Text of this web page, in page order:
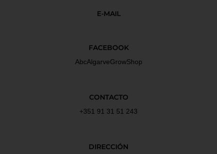
E-MAIL
FACEBOOK
AbcAlgarveGrowShop
CONTACTO
+351 91 31 51 243
DIRECCIÓN